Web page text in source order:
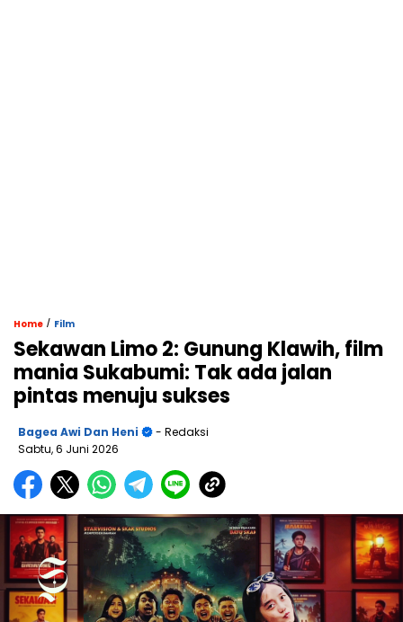
Home / Film
Sekawan Limo 2: Gunung Klawih, film
mania Sukabumi: Tak ada jalan
pintas menuju sukses
Bagea Awi Dan Heni
- Redaksi
Sabtu, 6 Juni 2026